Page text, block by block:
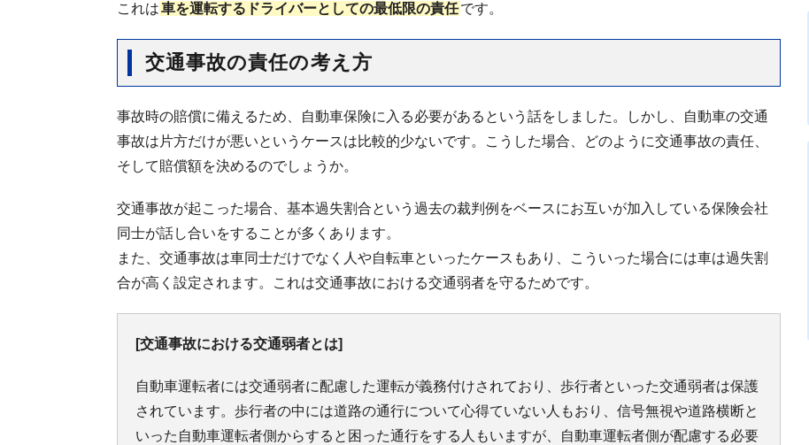
これは車を運転するドライバーとしての最低限の責任です。
交通事故の責任の考え方
事故時の賠償に備えるため、自動車保険に入る必要があるという話をしました。しかし、自動車の交通
事故は片方だけが悪いというケースは比較的少ないです。こうした場合、どのように交通事故の責任、
そして賠償額を決めるのでしょうか。
交通事故が起こった場合、基本過失割合という過去の裁判例をベースにお互いが加入している保険会社
同士が話し合いをすることが多くあります。
また、交通事故は車同士だけでなく人や自転車といったケースもあり、こういった場合には車は過失割
合が高く設定されます。これは交通事故における交通弱者を守るためです。
[交通事故における交通弱者とは]
自動車運転者には交通弱者に配慮した運転が義務付けされており、歩行者といった交通弱者は保護
されています。歩行者の中には道路の通行について心得ていない人もおり、信号無視や道路横断と
いった自動車運転者側からすると困った通行をする人もいますが、自動車運転者側が配慮する必要